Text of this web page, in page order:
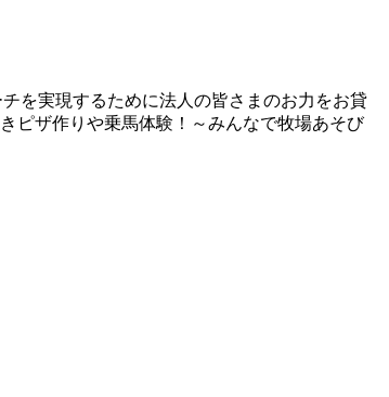
を実現するために法人の皆さまのお力をお貸
ピザ作りや乗馬体験！～みんなで牧場あそび